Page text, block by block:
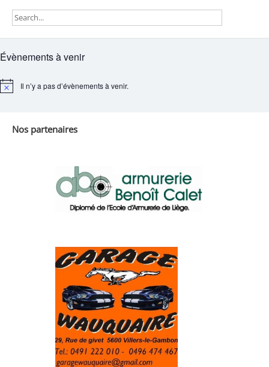
Évènements à venir
Notice Il n’y a pas d’évènements à venir.
Nos partenaires